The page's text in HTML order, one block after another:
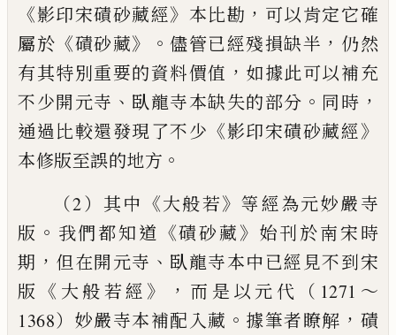
《影印宋磧砂藏經》 本比勘 ， 可以肯定它確
屬於 《磧砂藏》。儘管已經殘損缺半 ， 仍然
有其特別重要的資料價值 ， 如據此可以補充
不少開元寺 、 臥龍寺本缺失的部分 。 同時 ，
通過比較還發現了不少 《影印宋磧砂藏經》
本修版至誤的地方 。
（2）其中 《大般若》等經為元妙嚴寺
版 。 我們都知道 《磧砂藏》 始刊於南宋時
期 ， 但在開元寺 、 臥龍寺本中已經見不到宋
版 《 大般若經 》， 而是以元代（1271～
1368）妙嚴寺本補配入藏 。 據筆者瞭解 ， 磧